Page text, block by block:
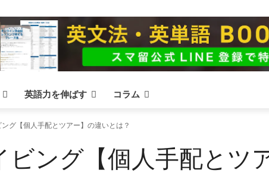
英語力を伸ばす コラム
グ【個人手配とツアー】の違いとは？
ング【個人手配とツ